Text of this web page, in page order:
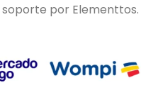
por Elementtos.